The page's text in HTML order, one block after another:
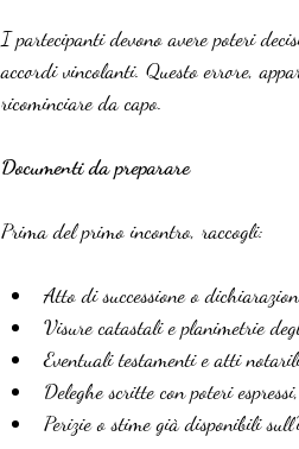
I partecipanti devono avere poteri
accordi vincolanti. Questo errore,
ricominciare da capo.
Documenti da preparare
Prima del primo incontro, raccogli:
Atto di successione o
Visure catastali e planimetrie
Eventuali testamenti e atti
Deleghe scritte con poteri
Perizie o stime già disponibili